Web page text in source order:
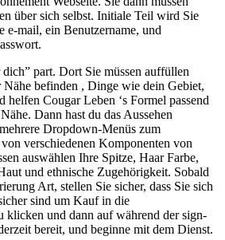
über sich selbst. Initiale Teil wird Sie
e-mail, ein Benutzername, und
part. Dort Sie müssen auffüllen
befinden , Dinge wie dein Gebiet,
helfen Cougar Leben ‘s Formel passend
Dann hast du das Aussehen
Dropdown-Menüs zum
verschiedenen Komponenten von
auswählen Ihre Spitze, Haar Farbe,
und ethnische Zugehörigkeit. Sobald
Art, stellen Sie sicher, dass Sie sich
sind um Kauf in die
klicken und dann auf während der sign-
bereit, und beginne mit dem Dienst.